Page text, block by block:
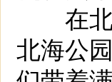
在北
北海公